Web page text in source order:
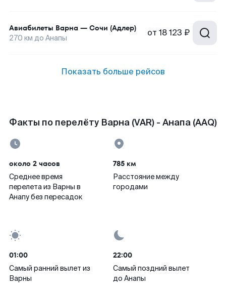
Авиабилеты Варна — Сочи (Адлер)
270 км до Анапы от 18 123 ₽
Показать больше рейсов
Факты по перелёту Варна (VAR) - Анапа (AAQ)
около 2 часов
Среднее время
перелета из Варны в
Анапу без пересадок
785 км
Расстояние между
городами
01:00
Самый ранний вылет из
Варны
22:00
Самый поздний вылет
до Анапы